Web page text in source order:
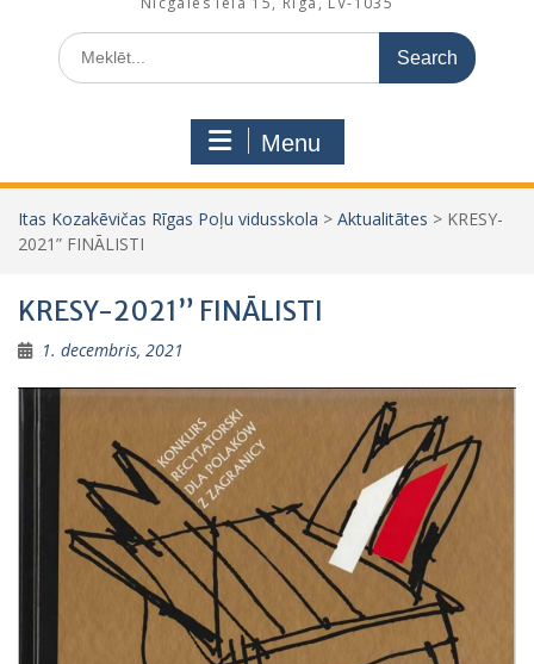
Search
for:
Menu
Itas Kozakēvičas Rīgas Poļu vidusskola > Aktualitātes > KRESY-
2021” FINĀLISTI
KRESY-2021” FINĀLISTI
1. decembris, 2021